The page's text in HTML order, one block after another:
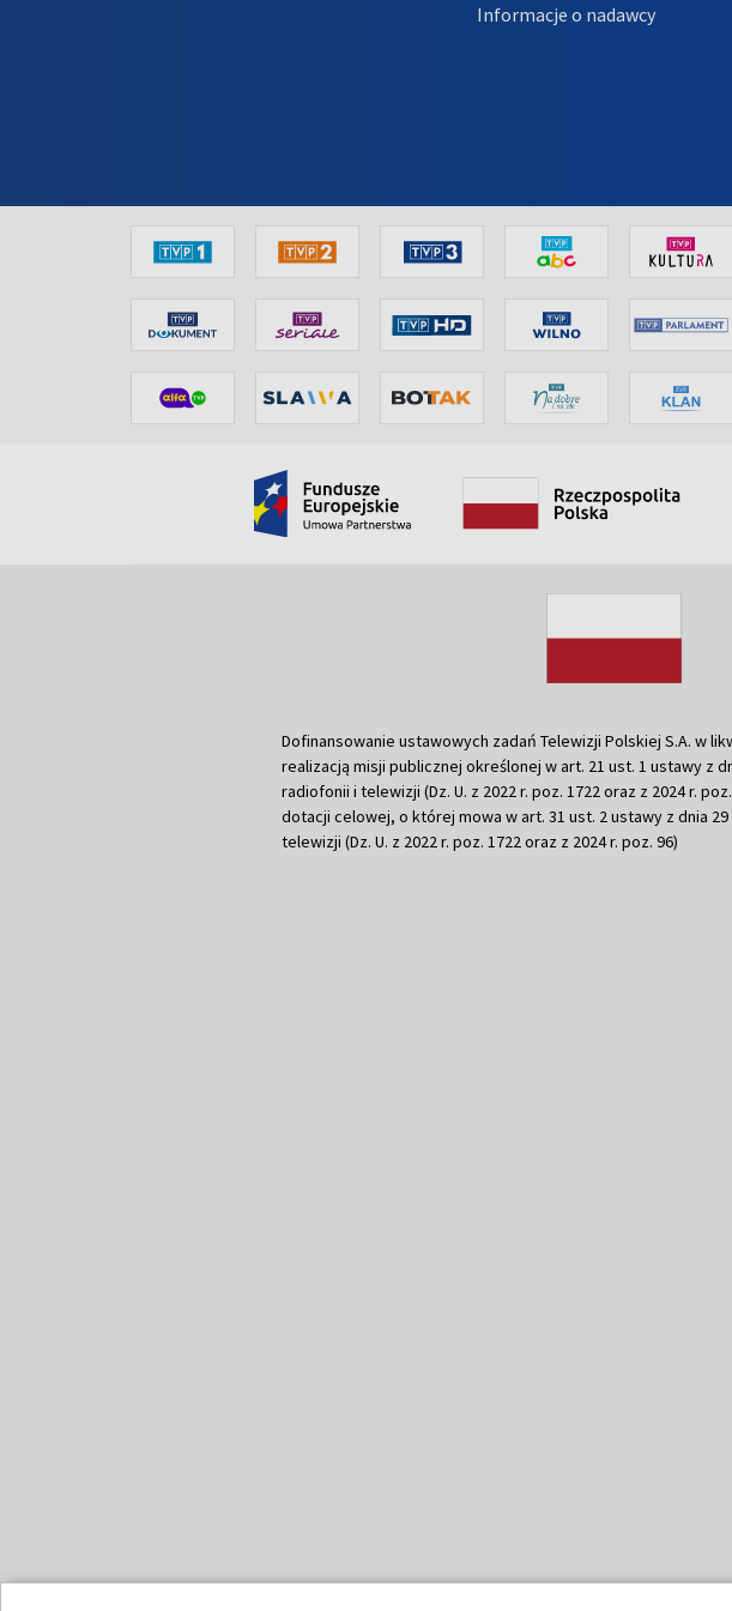
Informacje o nadawcy
Dofinansowanie ustawowych zadań Telewizji Polskiej S.A. w
realizacją misji publicznej określonej w art. 21 ust. 1 ustawy z
radiofonii i telewizji (Dz. U. z 2022 r. poz. 1722 oraz z 2024 r.
dotacji celowej, o której mowa w art. 31 ust. 2 ustawy z dnia
telewizji (Dz. U. z 2022 r. poz. 1722 oraz z 2024 r. poz. 96)